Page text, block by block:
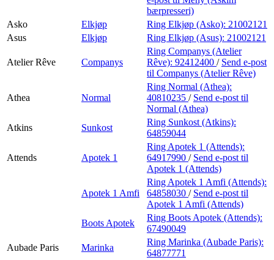
bærpresseri)
Asko
Elkjøp Ring Elkjøp (Asko): 21002121
Asus
Elkjøp Ring Elkjøp (Asus): 21002121
Atelier Rêve Companys
Ring Companys (Atelier
Rêve): 92412400 / Send e-post
til Companys (Atelier Rêve)
Athea Normal
Ring Normal (Athea):
40810235 / Send e-post til
Normal (Athea)
Atkins
Sunkost
Ring Sunkost (Atkins):
64859044
Attends Apotek 1
Ring Apotek 1 (Attends):
64917990 / Send e-post til
Apotek 1 (Attends)
Apotek 1 Amfi
Ring Apotek 1 Amfi (Attends):
64858030 / Send e-post til
Apotek 1 Amfi (Attends)
Boots Apotek
Ring Boots Apotek (Attends):
67490049
Aubade Paris
Marinka
Ring Marinka (Aubade Paris):
64877771